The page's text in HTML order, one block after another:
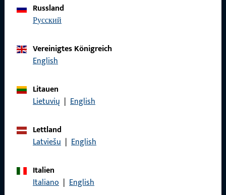
Haben Sie Fragen oder wünschen Sie persönliche Beratung?
Wir sind gerne für Sie da – schnell, kompetent und
Rufen Sie uns an
Russland
русский
Vereinigtes Königreich
English
Litauen
Lietuvių | English
Lettland
Latviešu | English
Italien
Italiano | English